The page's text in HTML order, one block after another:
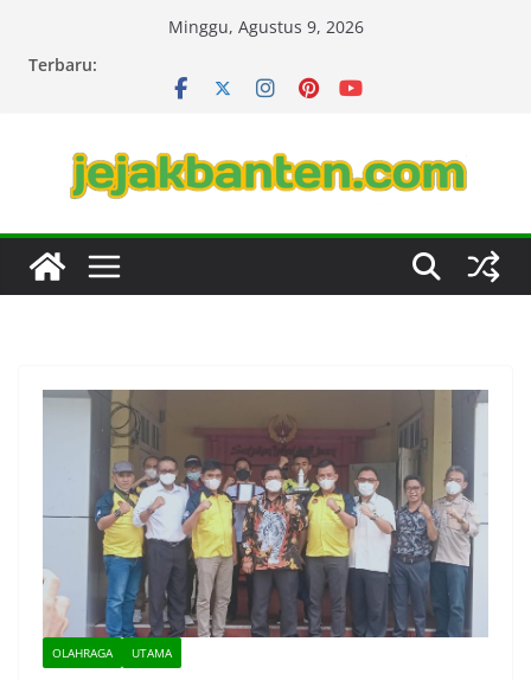
Minggu, Agustus 9, 2026
Terbaru:
OLAHRAGA UTAMA